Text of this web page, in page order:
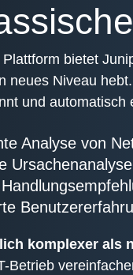
bietet
neues Niveau
und automatisch
Analyse von
Ursachenanalyse
komplexer als